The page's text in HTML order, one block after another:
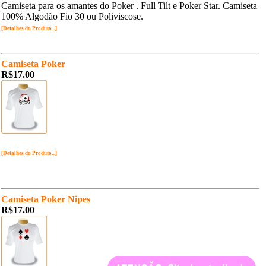
Camiseta para os amantes do Poker . Full Tilt e Poker Star. Camiseta
100% Algodão Fio 30 ou Poliviscose.
[Detalhes do Produto...]
Camiseta Poker
R$17.00
[Detalhes do Produto...]
Camiseta Poker Nipes
R$17.00